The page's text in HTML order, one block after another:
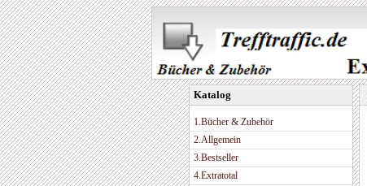
Katalog
1.Bücher & Zubehör
2.Allgemein
3.Bestseller
4.Extratotal